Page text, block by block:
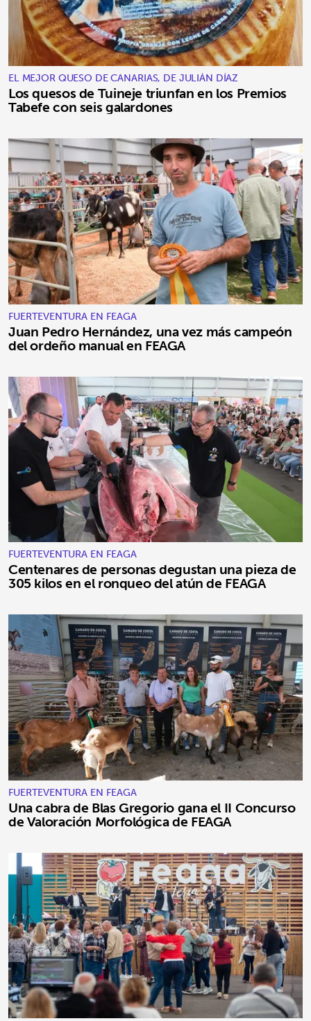
EL MEJOR QUESO DE CANARIAS, DE JULIÁN DÍAZ
Los quesos de Tuineje triunfan en los Premios
Tabefe con seis galardones
FUERTEVENTURA EN FEAGA
Juan Pedro Hernández, una vez más campeón
del ordeño manual en FEAGA
FUERTEVENTURA EN FEAGA
Centenares de personas degustan una pieza de
305 kilos en el ronqueo del atún de FEAGA
FUERTEVENTURA EN FEAGA
Una cabra de Blas Gregorio gana el II Concurso
de Valoración Morfológica de FEAGA